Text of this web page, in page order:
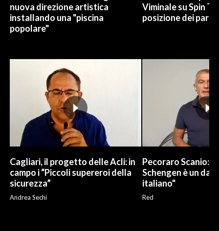
nuova direzione artistica
installando una "piscina
popolare"
Viminale su Spin
posizione dei
Cagliari, il progetto delle Acli: in
campo i “Piccoli supereroi della
sicurezza”
Andrea Sechi
Pecoraro Scanio:
Schengen è un
italiano"
Red